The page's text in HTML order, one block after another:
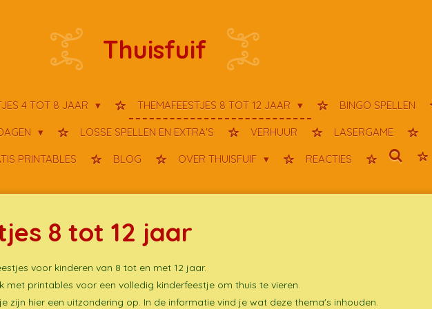
Thuisfuif
4 TOT 8 JAAR THEMAFEESTJES 8 TOT 12 JAAR BINGO SPELLEN
LOSSE SPELLEN EN EXTRA'S VERHUUR LASERGAME
PRINTABLES BLOG OVER THUISFUIF REACTIES
8 tot 12 jaar
voor kinderen van 8 tot en met 12 jaar.
met printables voor een volledig kinderfeestje om thuis te vieren.
zijn hier een uitzondering op. In de informatie vind je wat deze thema's inhouden.